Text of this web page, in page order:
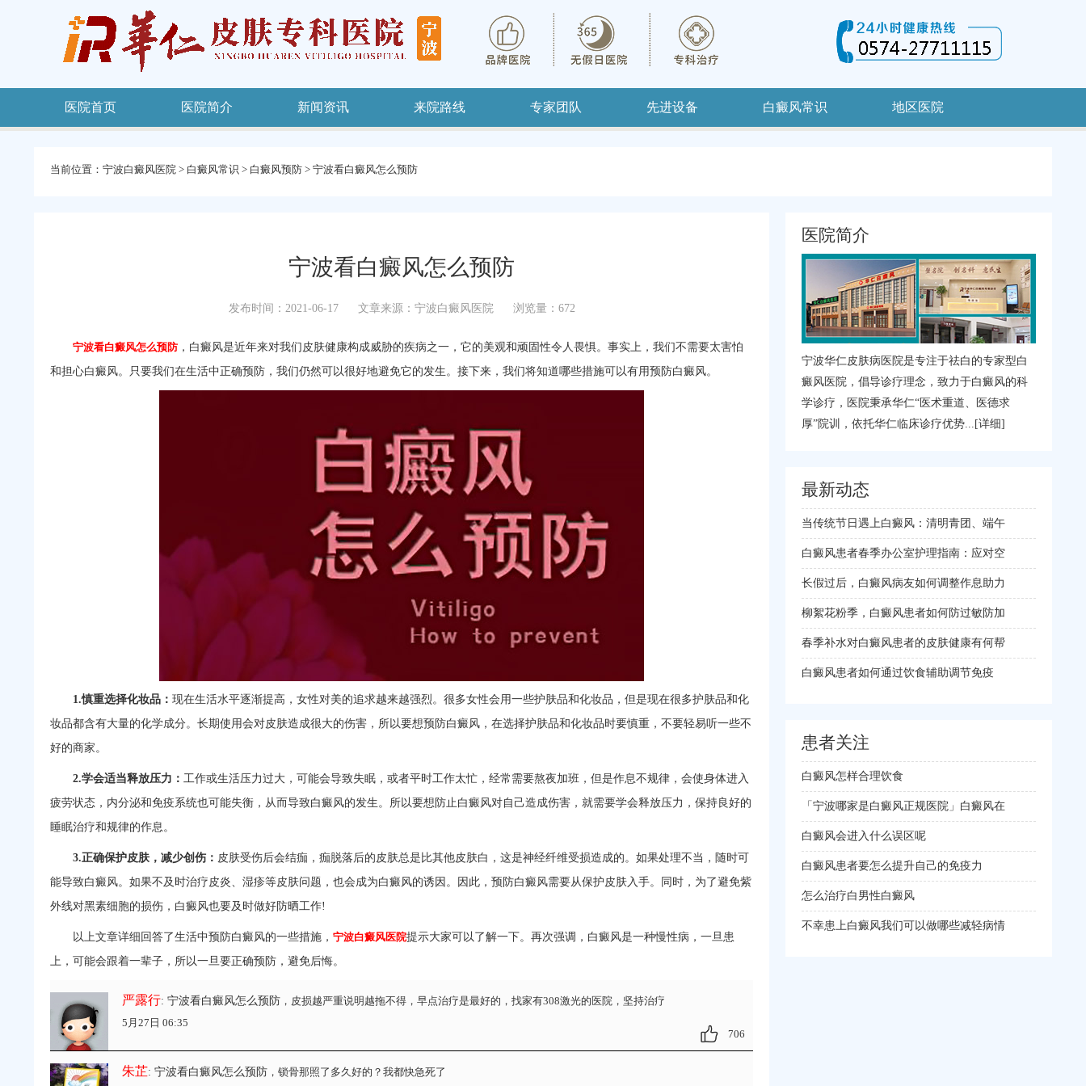
医院首页 医院简介 新闻资讯 来院路线 专家团队 先进设备 白癜风常识 地区医院
当前位置： 宁波白癜风医院 > 白癜风常识 > 白癜风预防 > 宁波看白癜风怎么预防
宁波看白癜风怎么预防
发布时间：2021-06-17 文章来源：宁波白癜风医院 浏览量：672
宁波看白癜风怎么预防 ，白癜风是近年来对我们皮肤健康构成威胁的疾病之一，它的美观和顽固性令人畏惧。事实上，我们不需要太害怕
和担心白癜风。只要我们在生活中正确预防，我们仍然可以很好地避免它的发生。接下来，我们将知道哪些措施可以有用预防白癜风。
1.慎重选择化妆品： 现在生活水平逐渐提高，女性对美的追求越来越强烈。很多女性会用一些护肤品和化妆品，但是现在很多护肤品和化
妆品都含有大量的化学成分。长期使用会对皮肤造成很大的伤害，所以要想预防白癜风，在选择护肤品和化妆品时要慎重，不要轻易听一些不
好的商家。
2.学会适当释放压力： 工作或生活压力过大，可能会导致失眠，或者平时工作太忙，经常需要熬夜加班，但是作息不规律，会使身体进入
疲劳状态，内分泌和免疫系统也可能失衡，从而导致白癜风的发生。所以要想防止白癜风对自己造成伤害，就需要学会释放压力，保持良好的
睡眠治疗和规律的作息。
3.正确保护皮肤，减少创伤： 皮肤受伤后会结痂，痂脱落后的皮肤总是比其他皮肤白，这是神经纤维受损造成的。如果处理不当，随时可
能导致白癜风。如果不及时治疗皮炎、湿疹等皮肤问题，也会成为白癜风的诱因。因此，预防白癜风需要从保护皮肤入手。同时，为了避免紫
外线对黑素细胞的损伤，白癜风也要及时做好防晒工作!
以上文章详细回答了生活中预防白癜风的一些措施， 宁波白癜风医院提示大家可以了解一下。再次强调，白癜风是一种慢性病，一旦患
上，可能会跟着一辈子，所以一旦要正确预防，避免后悔。
严露行: 宁波看白癜风怎么预防，皮损越严重说明越拖不得，早点治疗是最好的，找家有308激光的医院，坚持治疗
5月27日 06:35
706
朱芷: 宁波看白癜风怎么预防，锁骨那照了多久好的？我都快急死了
医院简介
宁波华仁皮肤病医院是专注于祛白的专家型白
癜风医院，倡导诊疗理念，致力于白癜风的科
学诊疗，医院秉承华仁“医术重道、医德求
厚”院训，依托华仁临床诊疗优势... [详细]
最新动态
当传统节日遇上白癜风：清明青团、端午
白癜风患者春季办公室护理指南：应对空
长假过后，白癜风病友如何调整作息助力
柳絮花粉季，白癜风患者如何防过敏防加
春季补水对白癜风患者的皮肤健康有何帮
白癜风患者如何通过饮食辅助调节免疫
患者关注
白癜风怎样合理饮食
「宁波哪家是白癜风正规医院」白癜风在
白癜风会进入什么误区呢
白癜风患者要怎么提升自己的免疫力
怎么治疗白男性白癜风
不幸患上白癜风我们可以做哪些减轻病情